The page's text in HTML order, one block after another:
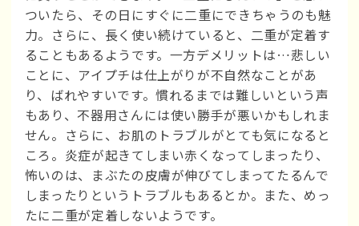
ついたら、その日にすぐに二重にできちゃうのも魅
力。さらに、長く使い続けていると、二重が定着す
ることもあるようです。一方デメリットは…悲しい
ことに、アイプチは仕上がりが不自然なことがあ
り、ばれやすいです。慣れるまでは難しいという声
もあり、不器用さんには使い勝手が悪いかもしれま
せん。さらに、お肌のトラブルがとても気になると
ころ。炎症が起きてしまい赤くなってしまったり、
怖いのは、まぶたの皮膚が伸びてしまってたるんで
しまったりというトラブルもあるとか。また、めっ
たに二重が定着しないようです。